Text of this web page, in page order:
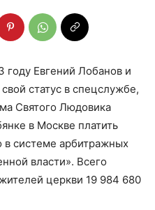
году Евгений Лобанов и
статус в спецслужбе,
Святого Людовика
в Москве платить
в системе арбитражных
власти». Всего
церкви 19 984 680